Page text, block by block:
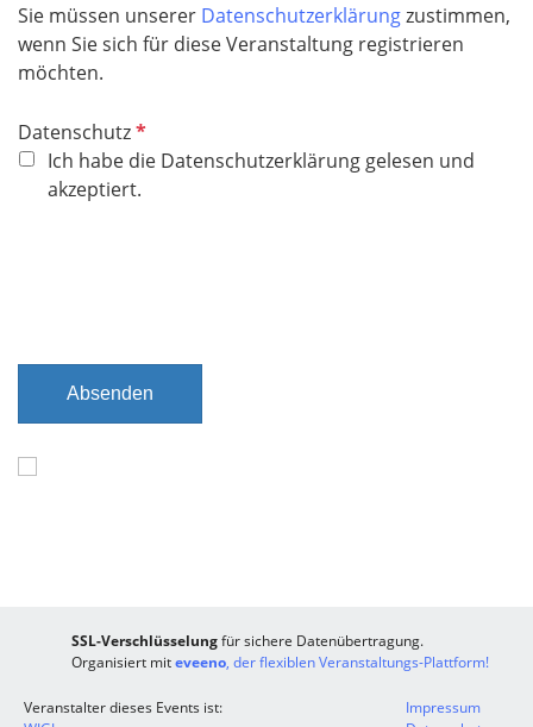
l
d
Sie müssen unserer Datenschutzerklärungzustimmen,
wenn Sie sich für diese Veranstaltung registrieren
möchten.
DatenschutzP
f
l
e
l
Ich habe die Datenschutzerklärung gelesen und
akzeptiert.
Absenden
SSL-Verschlüsselungfür sichere Datenübertragung.
Organisiert miteveeno, der flexiblen Veranstaltungs-Plattform!
Veranstalter dieses Events ist:
Impressum